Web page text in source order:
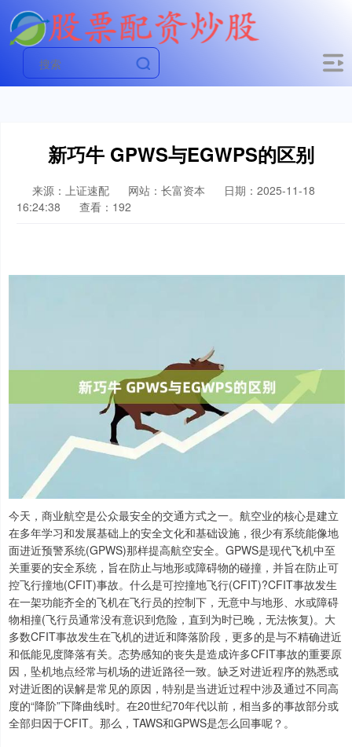
新巧牛 GPWS与EGWPS的区别
来源：上证速配 网站：长富资本
日期：2025-11-18
16:24:38
查看：192
今天，商业航空是公众最安全的交通方式之一。航空业的核心是建立
在多年学习和发展基础上的安全文化和基础设施，很少有系统能像地
面进近预警系统(GPWS)那样提高航空安全。GPWS是现代飞机中至
关重要的安全系统，旨在防止与地形或障碍物的碰撞，并旨在防止可
控飞行撞地(CFIT)事故。什么是可控撞地飞行(CFIT)?CFIT事故发生
在一架功能齐全的飞机在飞行员的控制下，无意中与地形、水或障碍
物相撞(飞行员通常没有意识到危险，直到为时已晚，无法恢复)。大
多数CFIT事故发生在飞机的进近和降落阶段，更多的是与不精确进近
和低能见度降落有关。态势感知的丧失是造成许多CFIT事故的重要原
因，坠机地点经常与机场的进近路径一致。缺乏对进近程序的熟悉或
对进近图的误解是常见的原因，特别是当进近过程中涉及通过不同高
度的“降阶”下降曲线时。在20世纪70年代以前，相当多的事故部分或
全部归因于CFIT。那么，TAWS和GPWS是怎么回事呢？。